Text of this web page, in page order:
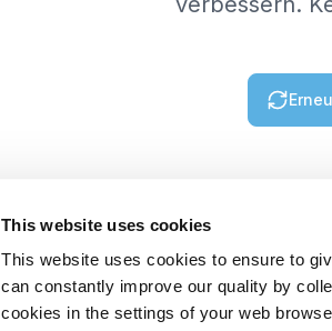
This website uses cookies
This website uses cookies to ensure to
can constantly improve our quality by
cookies in the settings of your web